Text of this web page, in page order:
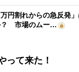
円割れからの急反発
？ 市場のムー…
って来た！